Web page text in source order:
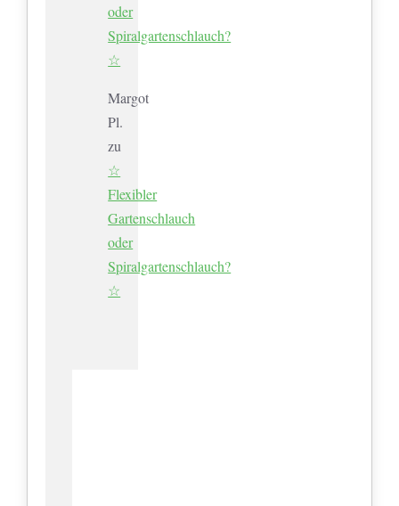
oder
Spiralgartenschlauch?
☆
Margot
Pl.
zu
☆
Flexibler
Gartenschlauch
oder
Spiralgartenschlauch?
☆